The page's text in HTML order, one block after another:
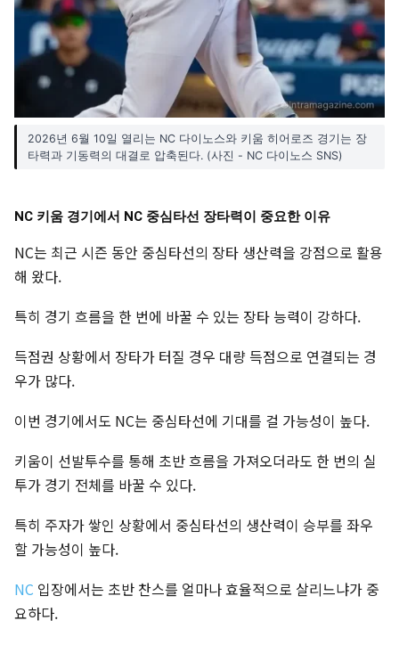
2026년 6월 10일 열리는 NC 다이노스와 키움 히어로즈 경기는 장
타력과 기동력의 대결로 압축된다. (사진 - NC 다이노스 SNS)
NC 키움 경기에서 NC 중심타선 장타력이 중요한 이유
NC는 최근 시즌 동안 중심타선의 장타 생산력을 강점으로 활용
해 왔다.
특히 경기 흐름을 한 번에 바꿀 수 있는 장타 능력이 강하다.
득점권 상황에서 장타가 터질 경우 대량 득점으로 연결되는 경
우가 많다.
이번 경기에서도 NC는 중심타선에 기대를 걸 가능성이 높다.
키움이 선발투수를 통해 초반 흐름을 가져오더라도 한 번의 실
투가 경기 전체를 바꿀 수 있다.
특히 주자가 쌓인 상황에서 중심타선의 생산력이 승부를 좌우
할 가능성이 높다.
NC 입장에서는 초반 찬스를 얼마나 효율적으로 살리느냐가 중
요하다.